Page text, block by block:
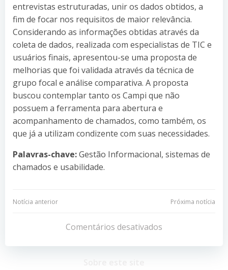
entrevistas estruturadas, unir os dados obtidos, a
fim de focar nos requisitos de maior relevância.
Considerando as informações obtidas através da
coleta de dados, realizada com especialistas de TIC e
usuários finais, apresentou-se uma proposta de
melhorias que foi validada através da técnica de
grupo focal e análise comparativa. A proposta
buscou contemplar tanto os Campi que não
possuem a ferramenta para abertura e
acompanhamento de chamados, como também, os
que já a utilizam condizente com suas necessidades.
Palavras-chave:Gestão Informacional, sistemas de
chamados e usabilidade.
Navegação
Post
Notícia anterior
Navegação
de
Post
Próxima notícia
Comentários desativados